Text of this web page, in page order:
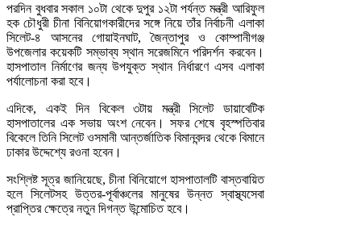
পরদিন বুধবার সকাল ১০টা থেকে দুপুর ১২টা পর্যন্ত মন্ত্রী আরিফুল
হক চৌধুরী চীনা বিনিয়োগকারীদের সঙ্গে নিয়ে তাঁর নির্বাচনী এলাকা
সিলেট-৪ আসনের গোয়াইনঘাট, জৈন্তাপুর ও কোম্পানীগঞ্জ
উপজেলার কয়েকটি সম্ভাব্য স্থান সরেজমিনে পরিদর্শন করবেন।
হাসপাতাল নির্মাণের জন্য উপযুক্ত স্থান নির্ধারণে এসব এলাকা
পর্যালোচনা করা হবে।
এদিকে, একই দিন বিকেল ৩টায় মন্ত্রী সিলেট ডায়াবেটিক
হাসপাতালের এক সভায় অংশ নেবেন। সফর শেষে বৃহস্পতিবার
বিকেলে তিনি সিলেট ওসমানী আন্তর্জাতিক বিমানবন্দর থেকে বিমানে
ঢাকার উদ্দেশ্যে রওনা হবেন।
সংশ্লিষ্ট সূত্র জানিয়েছে, চীনা বিনিয়োগে হাসপাতালটি বাস্তবায়িত
হলে সিলেটসহ উত্তর-পূর্বাঞ্চলের মানুষের উন্নত স্বাস্থ্যসেবা
প্রাপ্তির ক্ষেত্রে নতুন দিগন্ত উন্মোচিত হবে।